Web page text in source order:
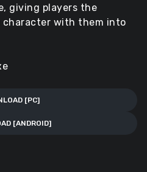
giving players the
with them into
[PC]
[ANDROID]